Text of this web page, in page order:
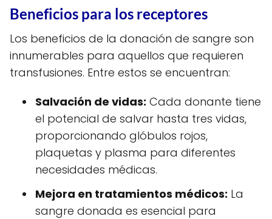
Beneficios para los receptores
Los beneficios de la donación de sangre son
innumerables para aquellos que requieren
transfusiones. Entre estos se encuentran:
Salvación de vidas: Cada donante tiene
el potencial de salvar hasta tres vidas,
proporcionando glóbulos rojos,
plaquetas y plasma para diferentes
necesidades médicas.
Mejora en tratamientos médicos: La
sangre donada es esencial para